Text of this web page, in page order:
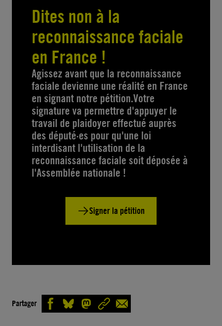
Dites non à la
reconnaissance faciale
en France !
Agissez avant que la reconnaissance
faciale devienne une réalité en France
en signant notre pétition.Votre
signature va permettre d'appuyer le
travail de plaidoyer effectué auprès
des député·es pour qu'une loi
interdisant l'utilisation de la
reconnaissance faciale soit déposée à
l'Assemblée nationale !
Signer la pétition
Partager